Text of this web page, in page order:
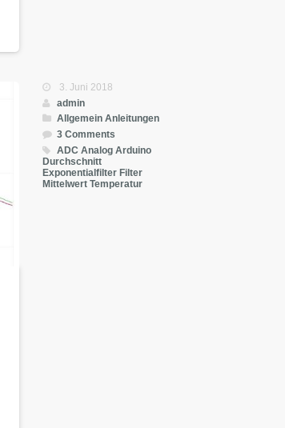
3. Juni 2018
admin
Allgemein Anleitungen
3 Comments
ADC Analog Arduino
Durchschnitt
Exponentialfilter Filter
Mittelwert Temperatur